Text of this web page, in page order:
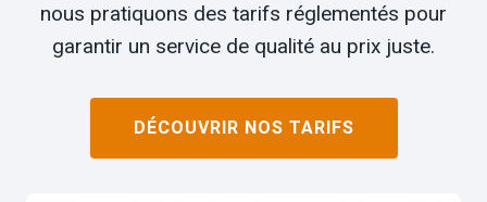
nous pratiquons des tarifs réglementés pour
garantir un service de qualité au prix juste.
DÉCOUVRIR NOS TARIFS